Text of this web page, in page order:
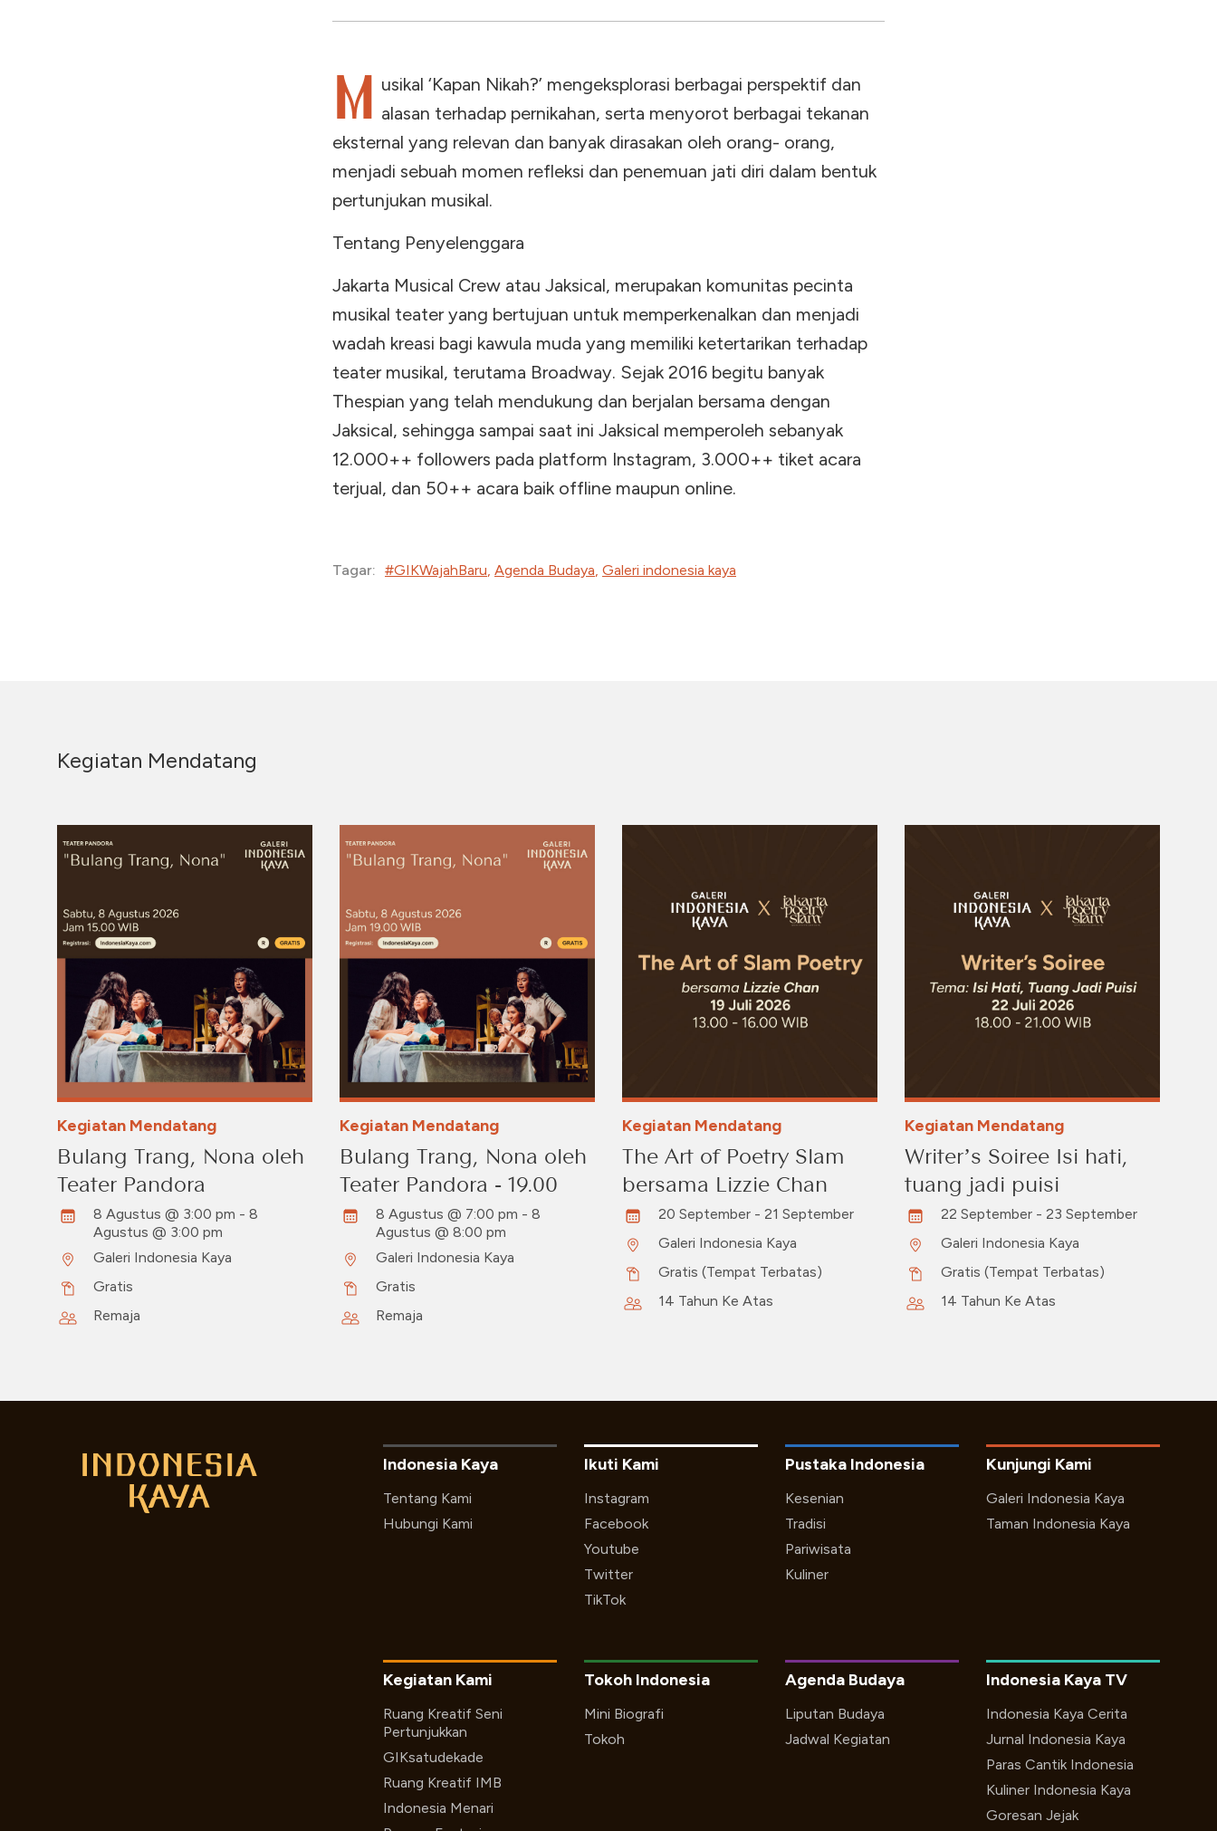
M
usikal ‘Kapan Nikah?’ mengeksplorasi berbagai perspektif dan
alasan terhadap pernikahan, serta menyorot berbagai tekanan
eksternal yang relevan dan banyak dirasakan oleh orang- orang,
menjadi sebuah momen refleksi dan penemuan jati diri dalam bentuk
pertunjukan musikal.
Tentang Penyelenggara
Jakarta Musical Crew atau Jaksical, merupakan komunitas pecinta
musikal teater yang bertujuan untuk memperkenalkan dan menjadi
wadah kreasi bagi kawula muda yang memiliki ketertarikan terhadap
teater musikal, terutama Broadway. Sejak 2016 begitu banyak
Thespian yang telah mendukung dan berjalan bersama dengan
Jaksical, sehingga sampai saat ini Jaksical memperoleh sebanyak
12.000++ followers pada platform Instagram, 3.000++ tiket acara
terjual, dan 50++ acara baik offline maupun online.
Tagar: #GIKWajahBaru Agenda Budaya Galeri indonesia kaya
Kegiatan Mendatang
Kegiatan Mendatang
Bulang Trang, Nona oleh
Teater Pandora
8 Agustus @ 3:00 pm - 8
Agustus @ 3:00 pm
Galeri Indonesia Kaya
Gratis
Remaja
Kegiatan Mendatang
Bulang Trang, Nona oleh
Teater Pandora - 19.00
8 Agustus @ 7:00 pm - 8
Agustus @ 8:00 pm
Galeri Indonesia Kaya
Gratis
Remaja
Kegiatan Mendatang
The Art of Poetry Slam
bersama Lizzie Chan
20 September - 21 September
Galeri Indonesia Kaya
Gratis (Tempat Terbatas)
14 Tahun Ke Atas
Kegiatan Mendatang
Writer’s Soiree Isi hati,
tuang jadi puisi
22 September - 23 September
Galeri Indonesia Kaya
Gratis (Tempat Terbatas)
14 Tahun Ke Atas
Indonesia Kaya
Tentang Kami
Hubungi Kami
Ikuti Kami
Instagram
Facebook
Youtube
Twitter
TikTok
Kegiatan Kami
Ruang Kreatif Seni
Pertunjukkan
GIKsatudekade
Ruang Kreatif IMB
Indonesia Menari
Kunjungi Kami
Galeri Indonesia Kaya
Taman Indonesia Kaya
Pustaka Indonesia
Kesenian
Tradisi
Pariwisata
Kuliner
Tokoh Indonesia
Mini Biografi
Tokoh
Indonesia Kaya TV
Indonesia Kaya Cerita
Jurnal Indonesia Kaya
Paras Cantik Indonesia
Kuliner Indonesia Kaya
Goresan Jejak
Agenda Budaya
Liputan Budaya
Jadwal Kegiatan